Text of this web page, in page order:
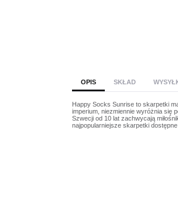
OPIS SKŁAD
Happy Socks Sunrise to skarpetki
imperium, niezmiennie wyróżnia się
Szwecji od 10 lat zachwycają
najpopularniejsze skarpetki dostępne